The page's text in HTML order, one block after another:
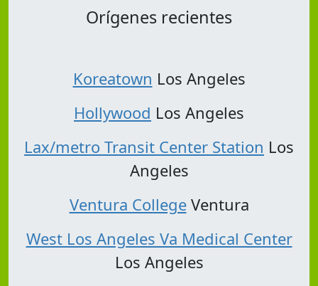
Orígenes recientes
Koreatown Los Angeles
Hollywood Los Angeles
Lax/metro Transit Center Station Los
Angeles
Ventura CollegeVentura
West Los Angeles Va Medical Center
Los Angeles